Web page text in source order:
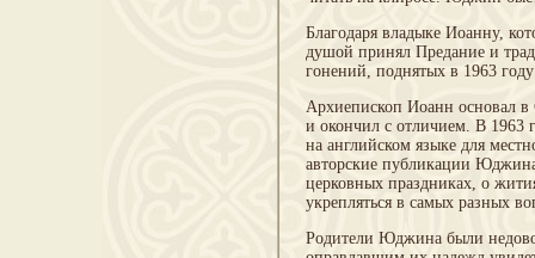
Благодаря владыке Иоанну,
душой принял Предание и
гонений, поднятых в 1963
Архиепископ Иоанн основал
и окончил с отличием. В 1963
на английском языке для
авторские публикации
церковных праздниках, о
укрепляться в самых разных
Родители Юджина были